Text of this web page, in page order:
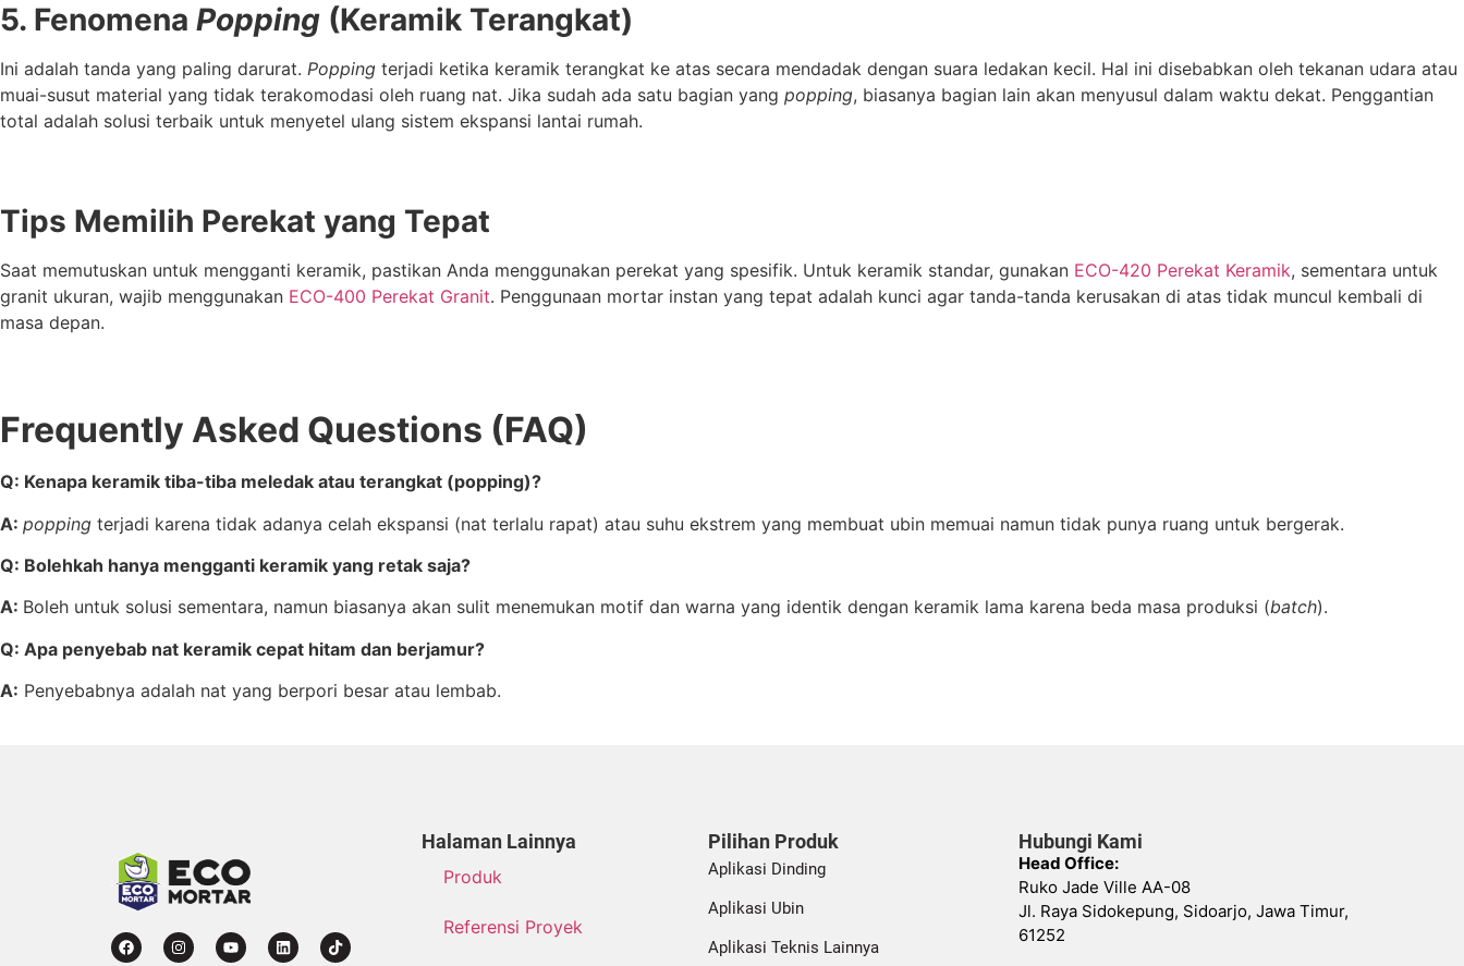
5. Fenomena Popping (Keramik Terangkat)
Ini adalah tanda yang paling darurat. Popping terjadi ketika keramik terangkat ke atas secara mendadak dengan suara ledakan kecil. Hal ini disebabkan oleh tekanan udara atau
muai-susut material yang tidak terakomodasi oleh ruang nat. Jika sudah ada satu bagian yang popping, biasanya bagian lain akan menyusul dalam waktu dekat. Penggantian
total adalah solusi terbaik untuk menyetel ulang sistem ekspansi lantai rumah.
Tips Memilih Perekat yang Tepat
Saat memutuskan untuk mengganti keramik, pastikan Anda menggunakan perekat yang spesifik. Untuk keramik standar, gunakan ECO-420 Perekat Keramik, sementara untuk
granit ukuran, wajib menggunakan ECO-400 Perekat Granit. Penggunaan mortar instan yang tepat adalah kunci agar tanda-tanda kerusakan di atas tidak muncul kembali di
masa depan.
Frequently Asked Questions (FAQ)
Q: Kenapa keramik tiba-tiba meledak atau terangkat (popping)?
A: popping terjadi karena tidak adanya celah ekspansi (nat terlalu rapat) atau suhu ekstrem yang membuat ubin memuai namun tidak punya ruang untuk bergerak.
Q: Bolehkah hanya mengganti keramik yang retak saja?
A: Boleh untuk solusi sementara, namun biasanya akan sulit menemukan motif dan warna yang identik dengan keramik lama karena beda masa produksi (batch).
Q: Apa penyebab nat keramik cepat hitam dan berjamur?
A: Penyebabnya adalah nat yang berpori besar atau lembab.
Halaman Lainnya
Produk
Referensi Proyek
Pilihan Produk
Aplikasi Dinding
Aplikasi Ubin
Aplikasi Teknis Lainnya
Hubungi Kami
Head Office:
Ruko Jade Ville AA-08
Jl. Raya Sidokepung, Sidoarjo, Jawa Timur,
61252